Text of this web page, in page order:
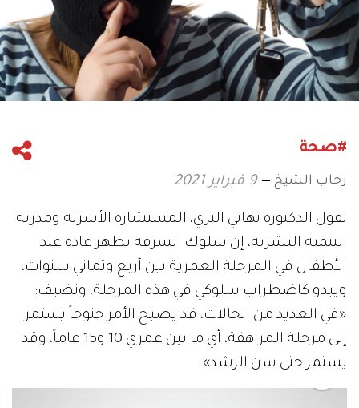
#صحة
رحاب الشيخ 9 فبراير 2021
تقول الدكتورة تهاني التري، المستشارة الأسرية ومدربة
التنمية البشرية، إن سلوك السرقة يظهر عادة عند
الأطفال في المرحلة العمرية بين أربع وثماني سنوات،
ويبدو كاضطراب سلوكي في هذه المرحلة، وتضيف:
«في العديد من الحالات، قد يصبح الأمر جنوحاً يستمر
إلى مرحلة المراهقة، أي ما بين عمري 10 و15 عاماً، وقد
يستمر حتى سن الرشد».